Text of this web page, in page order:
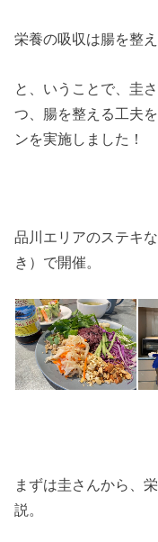
栄養の吸収は腸を整え
と、いうことで、圭
つ、腸を整える工夫
ンを実施しました！
品川エリアのステキ
き）で開催。
まずは圭さんから、
説。